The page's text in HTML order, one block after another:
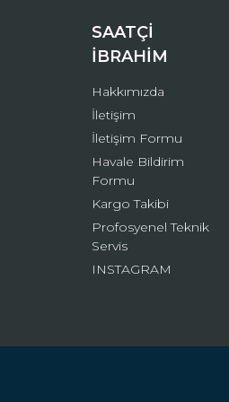
Bu ürüne
SAATÇİ
İBRAHİM
Hakkımızda
İletişim
İletişim Formu
Havale Bildirim
Formu
Kargo Takibi
Profosyenel Teknik
Servis
INSTAGRAM